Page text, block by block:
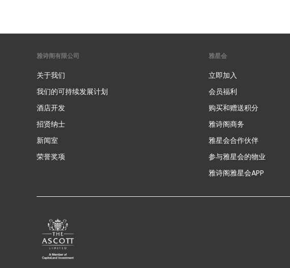
雅诗阁有限公司
关于我们
我们的可持续发展计划
酒店开发
招贤纳士
新闻室
荣誉奖项
雅星会
立即加入
会员福利
购买和赠送积分
雅诗阁商务
雅星会合作伙伴
参与雅星会的物业
雅诗阁雅星会APP